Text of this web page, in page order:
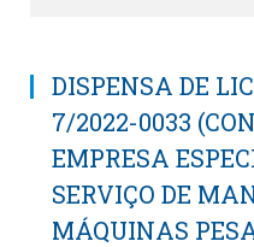
DISPENSA DE
7/2022-0033
EMPRESA
SERVIÇO DE
MÁQUINAS